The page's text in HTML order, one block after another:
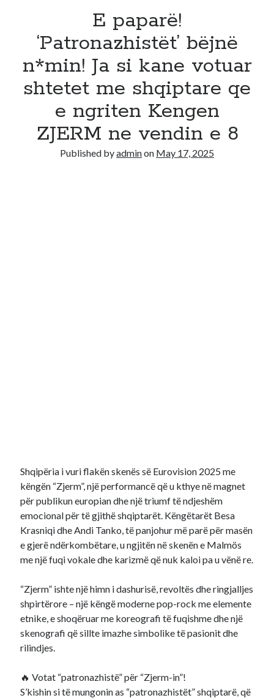
E paparë!
‘Patronazhistët’ bëjnë
n*min! Ja si kane votuar
shtetet me shqiptare qe
e ngriten Kengen
ZJERM ne vendin e 8
Published byadminon May 17, 2025
Shqipëria i vuri flakën skenës së Eurovision 2025 me
këngën “Zjerm”, një performancë që u kthye në magnet
për publikun europian dhe një triumf të ndjeshëm
emocional për të gjithë shqiptarët. Këngëtarët Besa
Krasniqi dhe Andi Tanko, të panjohur më parë për masën
e gjerë ndërkombëtare, u ngjitën në skenën e Malmös
me një fuqi vokale dhe karizmë që nuk kaloi pa u vënë re.
“Zjerm” ishte një himn i dashurisë, revoltës dhe ringjalljes
shpirtërore – një këngë moderne pop-rock me elemente
etnike, e shoqëruar me koreografi të fuqishme dhe një
skenografi që sillte imazhe simbolike të pasionit dhe
rilindjes.
🔥 Votat “patronazhistë” për “Zjerm-in”!
S’kishin si të mungonin as “patronazhistët” shqiptarë, që